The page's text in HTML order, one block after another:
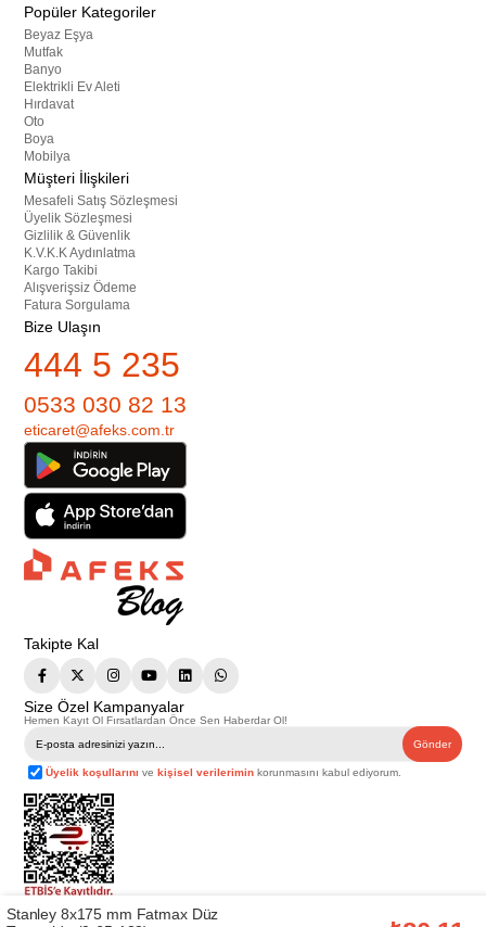
Popüler Kategoriler
Beyaz Eşya
Mutfak
Banyo
Elektrikli Ev Aleti
Hırdavat
Oto
Boya
Mobilya
Müşteri İlişkileri
Mesafeli Satış Sözleşmesi
Üyelik Sözleşmesi
Gizlilik & Güvenlik
K.V.K.K Aydınlatma
Kargo Takibi
Alışverişsiz Ödeme
Fatura Sorgulama
Bize Ulaşın
444 5 235
0533 030 82 13
eticaret@afeks.com.tr
Takipte Kal
Size Özel Kampanyalar
Hemen Kayıt Ol Fırsatlardan Önce Sen Haberdar Ol!
Gönder
Üyelik koşullarını vekişisel verilerimin korunmasını kabul ediyorum.
Telif Hakkı © 2026Afeks Yapı Market . Tüm hakları saklıdır.
Stanley 8x175 mm Fatmax Düz